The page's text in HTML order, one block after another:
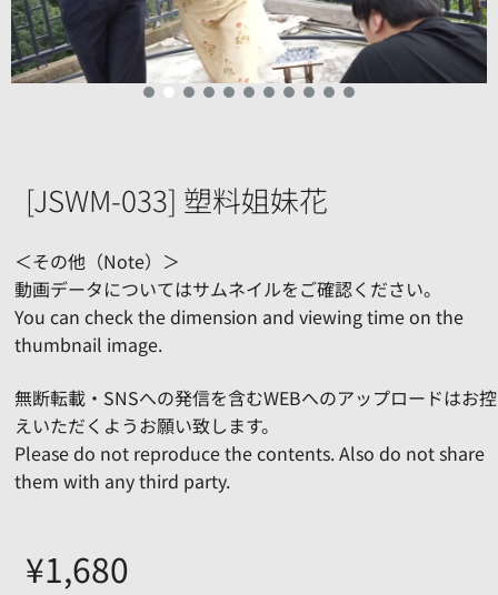
[JSWM-033] 塑料姐妹花
＜その他（Note）＞
動画データについてはサムネイルをご確認ください。
You can check the dimension and viewing time on the
thumbnail image.
無断転載・SNSへの発信を含むWEBへのアップロードはお控
えいただくようお願い致します。
Please do not reproduce the contents. Also do not share
them with any third party.
¥1,680